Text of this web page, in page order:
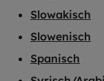
Slowakisch
Slowenisch
Spanisch